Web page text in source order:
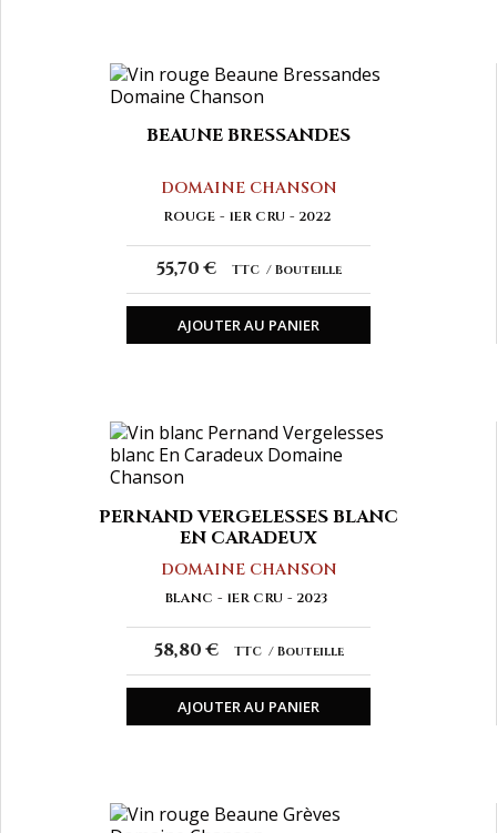
BEAUNE BRESSANDES
DOMAINE CHANSON
ROUGE 1ER CRU 2022
55,70 € TTC Bouteille
AJOUTER AU PANIER
PERNAND VERGELESSES BLANC
EN CARADEUX
DOMAINE CHANSON
BLANC 1ER CRU 2023
58,80 € TTC Bouteille
AJOUTER AU PANIER